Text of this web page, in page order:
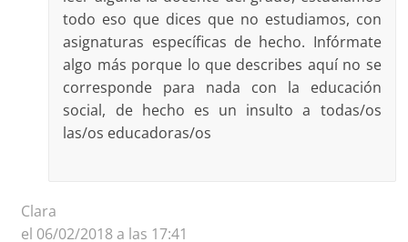
todo eso que dices que no estudiamos, con
asignaturas específicas de hecho. Infórmate
algo más porque lo que describes aquí no se
corresponde para nada con la educación
social, de hecho es un insulto a todas/os
las/os educadoras/os
Clara
el 06/02/2018 a las 17:41